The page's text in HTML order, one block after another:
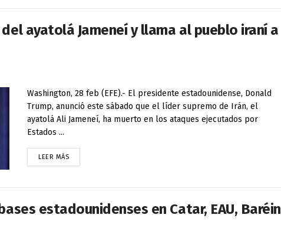
ayatolá Jameneí y llama al pueblo iraní a
Washington, 28 feb (EFE).- El presidente estadounidense, Donald
Trump, anunció este sábado que el líder supremo de Irán, el
ayatolá Ali Jameneí, ha muerto en los ataques ejecutados por
Estados ...
LEER MÁS
estadounidenses en Catar, EAU, Baréin